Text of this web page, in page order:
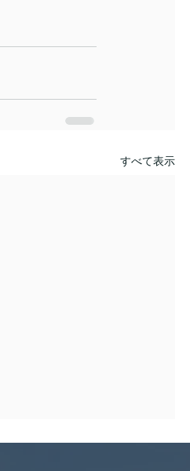
すべて表示